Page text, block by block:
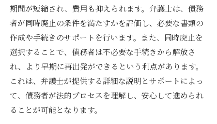
異時廃止のメリット弁護士が解説する財産整理
のプロセス
異時廃止とは？そのメリットとデメリット
弁護士が教える異時廃止の財産整理方法
異時廃止で財産を最大限に活用する方法
異時廃止手続きに必要な書類と手順
弁護士がサポートする異時廃止の成功事例
期間が短縮され、費用も抑えられます。弁護士は、債務
者が同時廃止の条件を満たすかを評価し、必要な書類の
作成や手続きのサポートを行います。また、同時廃止を
選択することで、債務者は不必要な手続きから解放さ
れ、より早期に再出発ができるという利点があります。
これは、弁護士が提供する詳細な説明とサポートによっ
て、債務者が法的プロセスを理解し、安心して進められ
ることが可能となります。